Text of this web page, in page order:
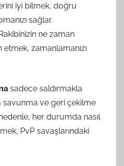
iyi bilmek, doğru
sağlar.
ne zaman
etmek, zamanlamanızı
sadece saldırmakla
savunma ve geri çekilme
her durumda nasıl
PvP savaşlarındaki